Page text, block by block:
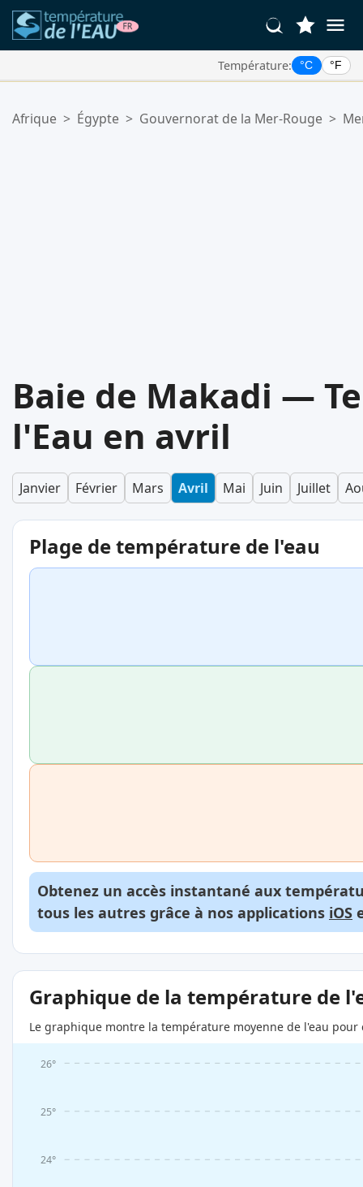
Température: °C °F
Votre liste de favoris est vide.
Afrique > Égypte > Gouvernorat de la Mer-Rouge >
Baie de Makadi —
l'Eau en avril
Janvier Février Mars Avril Mai Juin Juillet
Plage de température de l'eau
Obtenez un accès instantané aux
tous les autres grâce à nos applications iOS
Graphique de la température de
Le graphique montre la température moyenne de l'eau
24°
25°
26°